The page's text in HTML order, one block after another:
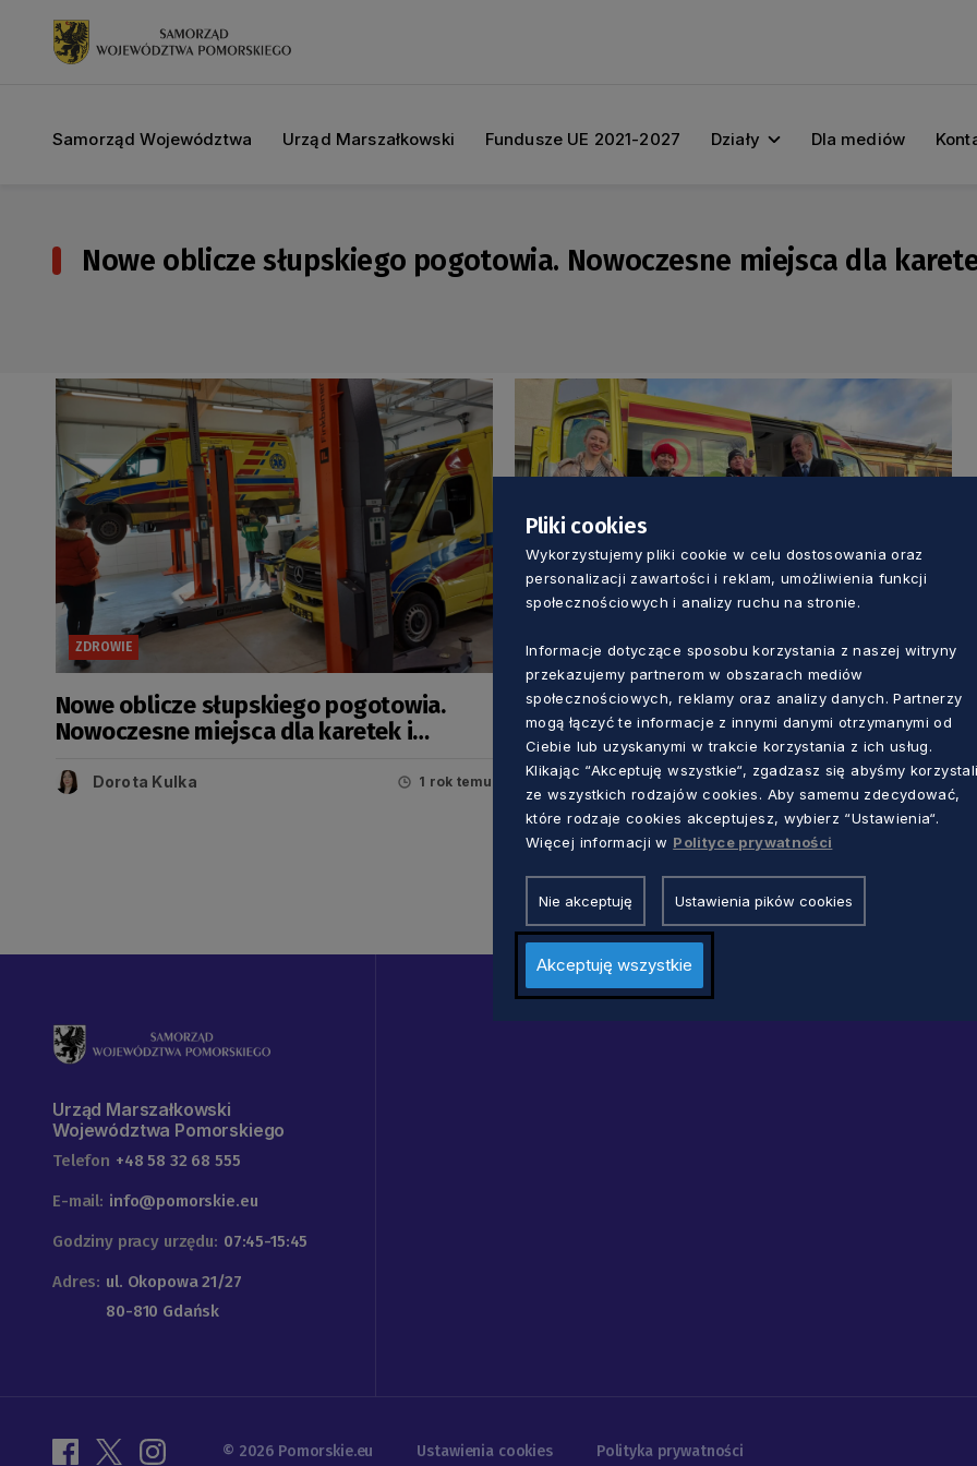
Samorząd Województwa Urząd Marszałkowski Fundusze UE 2021-2027 Działy Dla mediów
Nowe oblicze słupskiego pogotowia. Nowoczesne miejsca dla
ZDROWIE
Nowe oblicze słupskiego pogotowia.
Nowoczesne miejsca dla karetek i
Dorota Kulka 1 rok temu
ZDROWIE
Na ratunek Pomorzanom. Nowe karetki
trafiły do gdańskiego pogotowia
Dorota Kulka 2 lata temu
Urząd Marszałkowski
Województwa Pomorskiego
Telefon +48 58 32 68 555
E-mail: info@pomorskie.eu
Godziny pracy urzędu: 07:45-15:45
Adres: ul. Okopowa 21/27
80-810 Gdańsk
© 2026 Pomorskie.eu Ustawienia cookies Polityka prywatności
Pliki cookies
Wykorzystujemy pliki cookie w celu dostosowania oraz
personalizacji zawartości i reklam, umożliwienia funkcji
społecznościowych i analizy ruchu na stronie.
Informacje dotyczące sposobu korzystania z naszej witryny
przekazujemy partnerom w obszarach mediów
społecznościowych, reklamy oraz analizy danych. Partnerzy
mogą łączyć te informacje z innymi danymi otrzymanymi od
Ciebie lub uzyskanymi w trakcie korzystania z ich usług.
Klikając “Akceptuję wszystkie“, zgadzasz się abyśmy
ze wszystkich rodzajów cookies. Aby samemu zdecydować,
które rodzaje cookies akceptujesz, wybierz “Ustawienia“.
Więcej informacji w Polityce prywatności
Nie akceptuję Ustawienia pików cookies
Akceptuję wszystkie